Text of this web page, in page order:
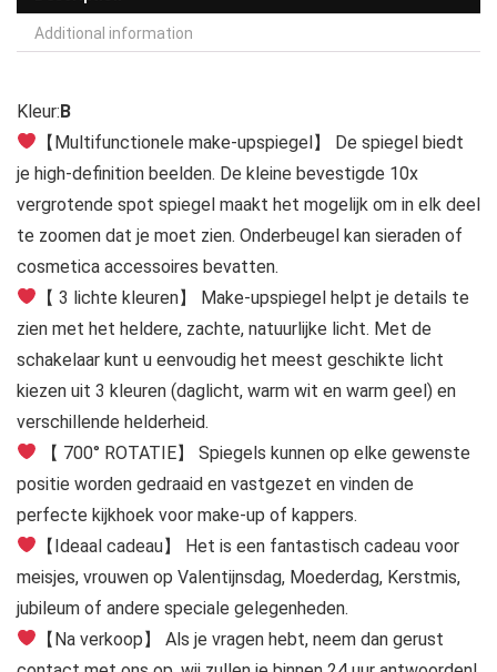
Additional information
Kleur:B
【Multifunctionele make-upspiegel】 De spiegel biedt
je high-definition beelden. De kleine bevestigde 10x
vergrotende spot spiegel maakt het mogelijk om in elk deel
te zoomen dat je moet zien. Onderbeugel kan sieraden of
cosmetica accessoires bevatten.
【 3 lichte kleuren】 Make-upspiegel helpt je details te
zien met het heldere, zachte, natuurlijke licht. Met de
schakelaar kunt u eenvoudig het meest geschikte licht
kiezen uit 3 kleuren (daglicht, warm wit en warm geel) en
verschillende helderheid.
【 700° ROTATIE】 Spiegels kunnen op elke gewenste
positie worden gedraaid en vastgezet en vinden de
perfecte kijkhoek voor make-up of kappers.
【Ideaal cadeau】 Het is een fantastisch cadeau voor
meisjes, vrouwen op Valentijnsdag, Moederdag, Kerstmis,
jubileum of andere speciale gelegenheden.
【Na verkoop】 Als je vragen hebt, neem dan gerust